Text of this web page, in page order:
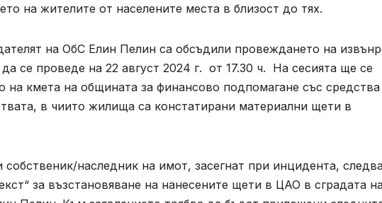
на жителите от населените места в близост до тях.
на ОбС Елин Пелин са обсъдили провеждането на
се проведе на 22 август 2024 г. от 17.30 ч. На сесията ще се
на кмета на общината за финансово подпомагане със средства
в чиито жилища са констатирани материални щети в
наследник на имот, засегнат при инцидента,
за възстановяване на нанесените щети в ЦАО в сградата